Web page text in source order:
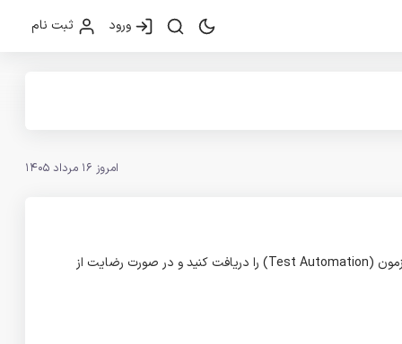
ورود ثبت نام
امروز 16 مرداد 1405
در پارس‌کدرز به صورت کاملا رایگان و با چند کلیک پروژه اتوماسیون آزمون (Test Automation) خود را ثبت کنید و پیشنهادات فریلنسر‌های اتوماسیون آزمون (Test Automation) را دریافت کنید و در صورت رضایت از